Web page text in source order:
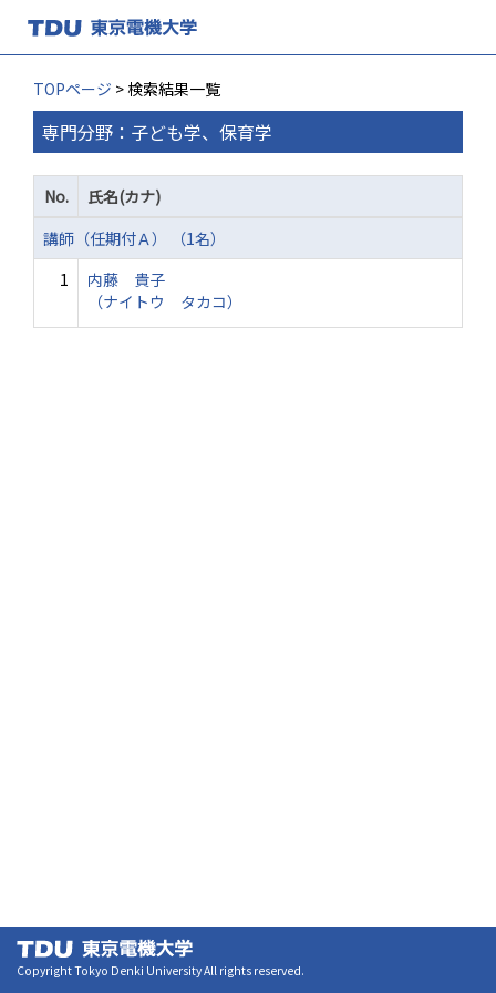
TOPページ > 検索結果一覧
専門分野：子ども学、保育学
No.
氏名(カナ)
講師（任期付Ａ） （1名）
1
内藤 貴子
（ナイトウ タカコ）
Copyright Tokyo Denki University All rights reserved.